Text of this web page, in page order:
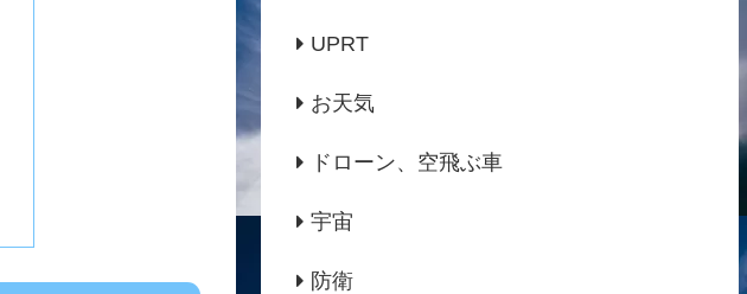
UPRT
お天気
ドローン、空飛ぶ車
宇宙
防衛